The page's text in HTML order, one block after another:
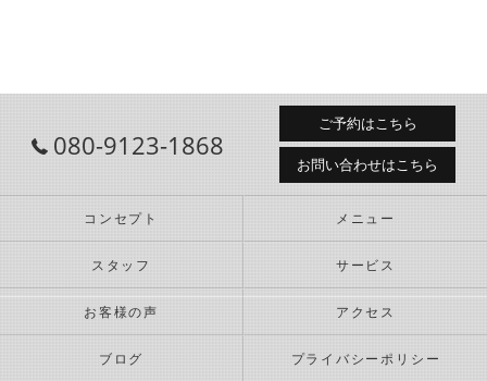
080-9123-1868
ご予約はこちら
お問い合わせはこちら
コンセプト メニュー
スタッフ サービス
お客様の声 アクセス
ブログ プライバシーポリシー